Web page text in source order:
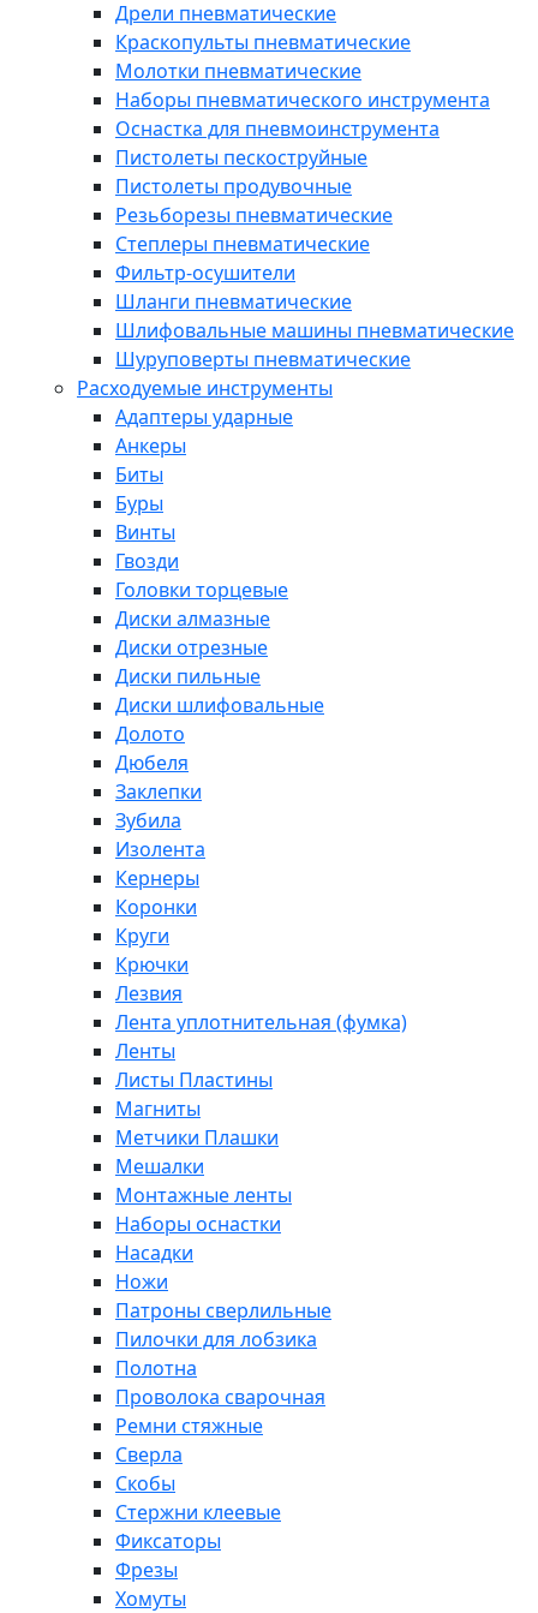
Дрели пневматические
Краскопульты пневматические
Молотки пневматические
Наборы пневматического инструмента
Оснастка для пневмоинструмента
Пистолеты пескоструйные
Пистолеты продувочные
Резьборезы пневматические
Степлеры пневматические
Фильтр-осушители
Шланги пневматические
Шлифовальные машины пневматические
Шуруповерты пневматические
Расходуемые инструменты
Адаптеры ударные
Анкеры
Биты
Буры
Винты
Гвозди
Головки торцевые
Диски алмазные
Диски отрезные
Диски пильные
Диски шлифовальные
Долото
Дюбеля
Заклепки
Зубила
Изолента
Кернеры
Коронки
Круги
Крючки
Лезвия
Лента уплотнительная (фумка)
Ленты
Листы Пластины
Магниты
Метчики Плашки
Мешалки
Монтажные ленты
Наборы оснастки
Насадки
Ножи
Патроны сверлильные
Пилочки для лобзика
Полотна
Проволока сварочная
Ремни стяжные
Сверла
Скобы
Стержни клеевые
Фиксаторы
Фрезы
Хомуты